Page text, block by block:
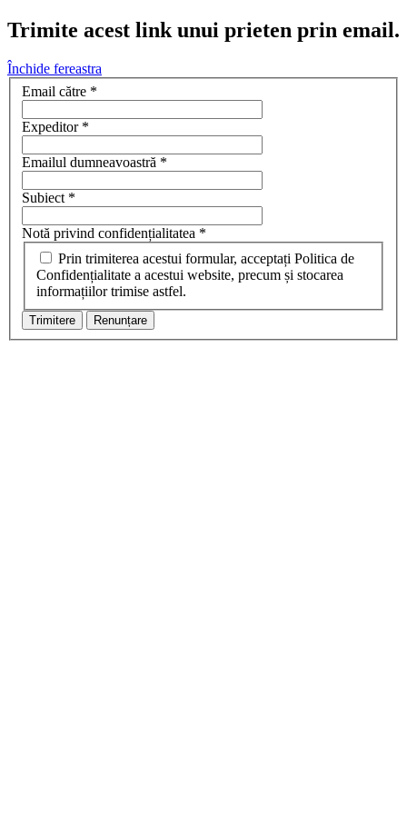
Trimite acest link unui prieten prin email.
Închide fereastra
Email către *
Expeditor*
Emailul dumneavoastră *
Subiect*
Notă privind confidențialitatea *
Confidențialitate a acestui website, precum și stocarea
informațiilor trimise astfel.
Trimitere Renunțare